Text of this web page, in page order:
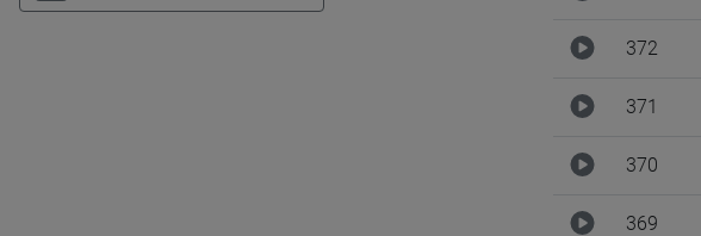
372
371
370
369